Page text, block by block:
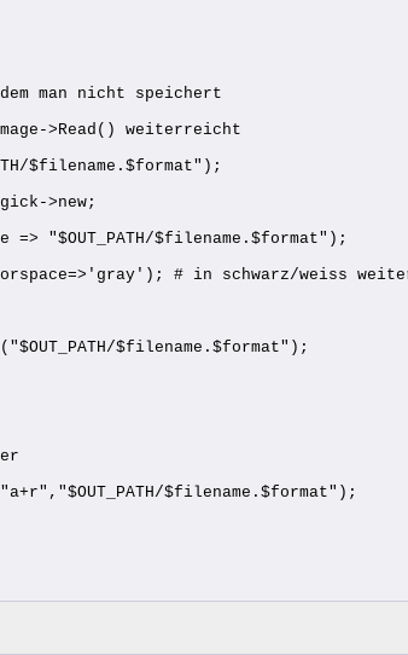
man nicht speichert
>Read() weiterreicht
$filename.$format");
>new;
=> "$OUT_PATH/$filename.$format");
# in schwarz/weiss
$filename.$format");
$filename.$format");